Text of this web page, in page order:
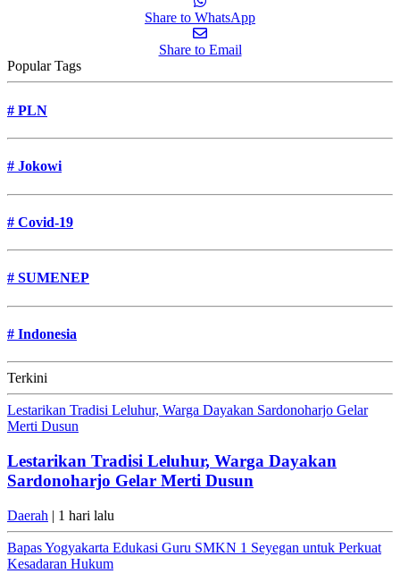
Share to WhatsApp
Share to Email
Popular Tags
# PLN
# Jokowi
# Covid-19
# SUMENEP
# Indonesia
Terkini
Lestarikan Tradisi Leluhur, Warga Dayakan Sardonoharjo Gelar
Merti Dusun
Lestarikan Tradisi Leluhur, Warga Dayakan
Sardonoharjo Gelar Merti Dusun
Daerah | 1 hari lalu
Bapas Yogyakarta Edukasi Guru SMKN 1 Seyegan untuk Perkuat
Kesadaran Hukum